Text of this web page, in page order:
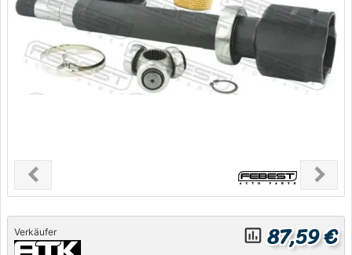
chevron_leftPrevious chevron_right
Next
Verkäufer insert_chart_outlined 87,59 €